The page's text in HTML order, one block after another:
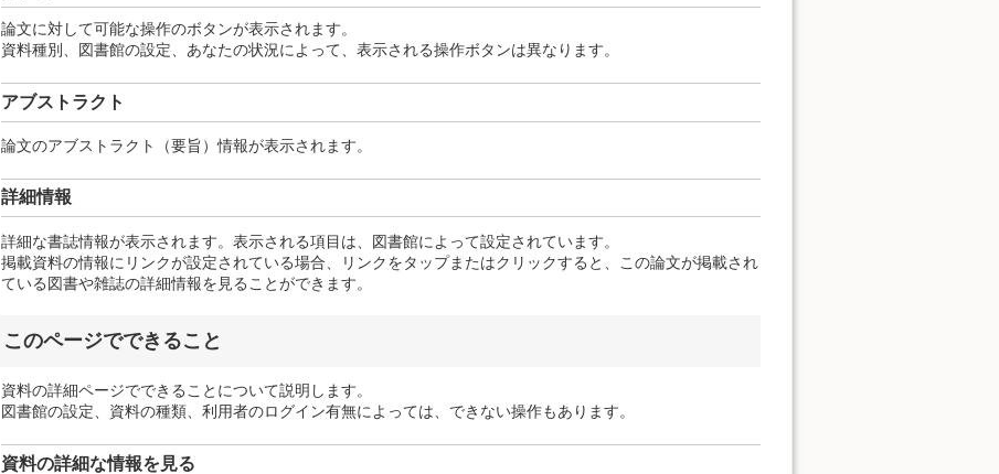
論文に対して可能な操作のボタンが表示されます。
資料種別、図書館の設定、あなたの状況によって、表示される操作ボタンは異なります。
アブストラクト
論文のアブストラクト（要旨）情報が表示されます。
詳細情報
詳細な書誌情報が表示されます。表示される項目は、図書館によって設定されています。
掲載資料の情報にリンクが設定されている場合、リンクをタップまたはクリックすると、この論文が掲載され
ている図書や雑誌の詳細情報を見ることができます。
このページでできること
資料の詳細ページでできることについて説明します。
図書館の設定、資料の種類、利用者のログイン有無によっては、できない操作もあります。
資料の詳細な情報を見る